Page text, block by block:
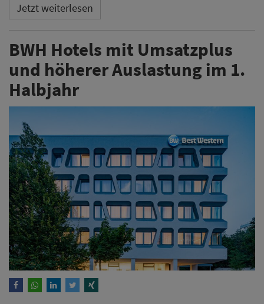
Jetzt weiterlesen
BWH Hotels mit Umsatzplus
und höherer Auslastung im 1.
Halbjahr